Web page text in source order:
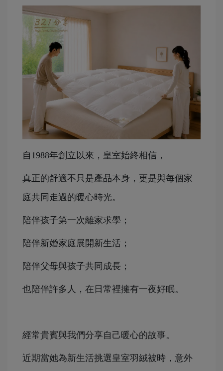
自1988年創立以來，皇室始終相信，
真正的舒適不只是產品本身，更是與每個家
庭共同走過的暖心時光。
陪伴孩子第一次離家求學；
陪伴新婚家庭展開新生活；
陪伴父母與孩子共同成長；
也陪伴許多人，在日常裡擁有一夜好眠。
經常貴賓與我們分享自己暖心的故事。
近期當她為新生活挑選皇室羽絨被時，意外